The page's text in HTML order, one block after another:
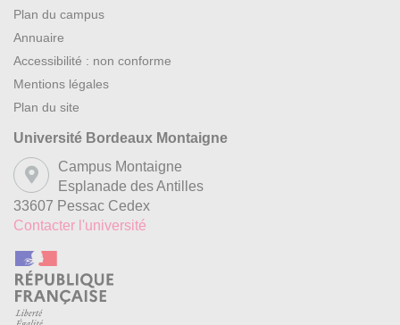
Plan du campus
Annuaire
Accessibilité : non conforme
Mentions légales
Plan du site
Université Bordeaux Montaigne
Campus Montaigne
Esplanade des Antilles
33607 Pessac Cedex
Contacter l'université